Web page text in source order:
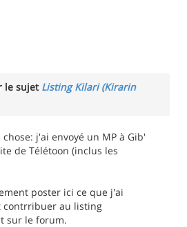
le sujet Listing Kilari (Kirarin
j'ai envoyé un MP à Gib'
de Télétoon (inclus les
poster ici ce que j'ai
contrribuer au listing
sur le forum.